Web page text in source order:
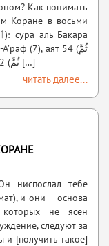
Как понимать
Коране в восьми
اسْتَوَى عَلَى الْعَرْشِ); сура ар-Ра’д (13), аят 2 (ثُمَّ […]
читать далее...
ниспослал тебе
и они — основа
не ясен
следуют за
и [получить такое]